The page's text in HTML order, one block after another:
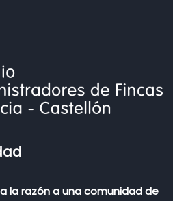
la razón a una comunidad de